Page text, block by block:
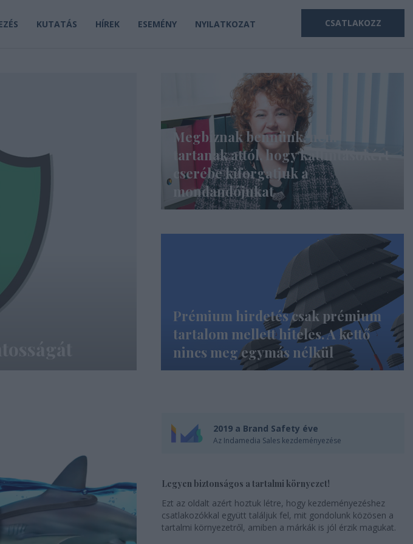
KUTATÁS HÍREK ESEMÉNY NYILATKOZAT CSATLAKOZZ
Megbíznak bennünk, nem
tartanak attól, hogy kattintásokért
cserébe kiforgatjuk a
mondandójukat
Prémium hirdetés csak prémium
tartalom mellett hiteles. A kettő
nincs meg egymás nélkül
2019 a Brand Safety éve
Az Indamedia Sales kezdeményezése
Legyen biztonságos a tartalmi környezet!
Ezt az oldalt azért hoztuk létre, hogy kezdeményezéshez
csatlakozókkal együtt találjuk fel, mit gondolunk közösen a
tartalmi környezetről, amiben a márkák is jól érzik magukat.